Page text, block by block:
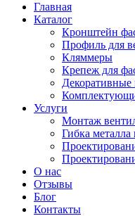
Главная
Каталог
Кронштейн
Профиль для
Кляммеры
Крепеж для
Декоративные
Услуги
Монтаж
Гибка металла
О нас
Отзывы
Блог
Контакты